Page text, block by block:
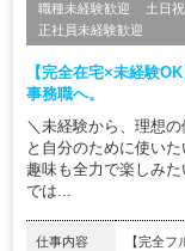
職種未経験歓迎 土日
正社員未経験歓迎
【完全在宅×未経験
事務職へ。
＼未経験から、理想
と自分のために使い
趣味も全力で楽しみ
では...
仕事内容
【完全